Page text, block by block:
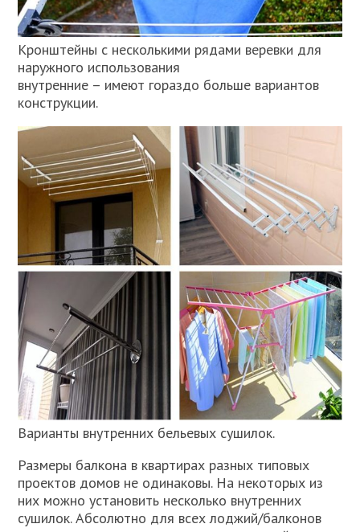
Кронштейны с несколькими рядами веревки для
наружного использования
внутренние – имеют гораздо больше вариантов
конструкции.
Варианты внутренних бельевых сушилок.
Размеры балкона в квартирах разных типовых
проектов домов не одинаковы. На некоторых из
них можно установить несколько внутренних
сушилок. Абсолютно для всех лоджий/балконов